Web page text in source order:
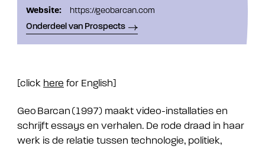
Website:
https://geobarcan.com
Onderdeel van Prospects
[click here for English]
Geo Barcan (1997) maakt video-installaties en
schrijft essays en verhalen. De rode draad in haar
werk is de relatie tussen technologie, politiek,